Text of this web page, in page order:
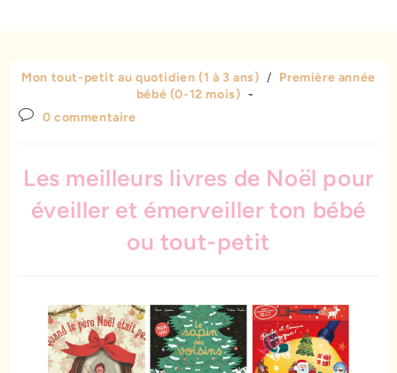
Mon tout-petit au quotidien (1 à 3 ans) / Première année
bébé (0-12 mois)
0 commentaire
Les meilleurs livres de Noël pour
éveiller et émerveiller ton bébé
ou tout-petit